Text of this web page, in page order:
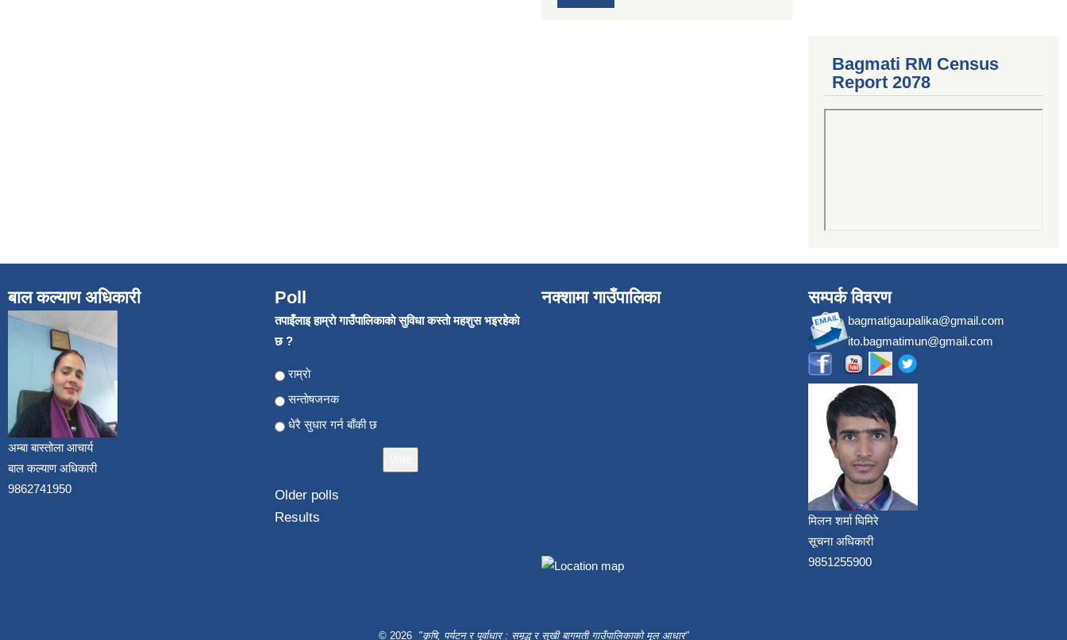
Bagmati RM Census
Report 2078
बाल कल्याण अधिकारी
अम्बा बास्तोला आचार्य
बाल कल्याण अधिकारी
9862741950
Poll
तपाइँलाइ हाम्राे गाउँपालिकाकाे सुविधा कस्ताे महशुस भइरहेकाे
छ ?
Choices
राम्राे
सन्ताेषजनक
धेरै सुधार गर्न बाँकी छ
Older polls
Results
नक्शामा गाउँपालिका सम्पर्क विवरण
bagmatigaupalika@gmail.com
ito.bagmatimun@gmail.com
मिलन शर्मा घिमिरे
सूचना अधिकारी
9851255900
© 2026 "कृषि, पर्यटन र पूर्वाधार : समृद्ध र सुखी बागमती गाउँपालिकाको मूल आधार"